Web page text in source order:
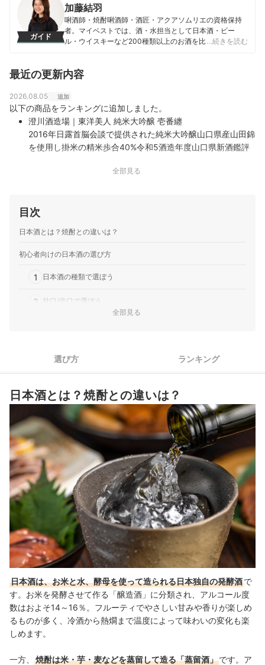
ガイド
加藤結羽
唎酒師・焼酎唎酒師・酒匠・アクアソムリエの資格保持
者。マイベストでは、酒・水担当として日本酒・ビー
ル・ウイスキーなど200種類以上のお酒を比較検証して
家。普段あまりお酒を飲まない初心者から、あらゆる品
価値あるコンテンツの提供を目指し、酒商材の魅力を最
大限に引き出すコンテンツ作り・情報発信に励んでい
る。
加藤結羽のプロフィール
…続きを読む
最近の更新内容
2026.08.05 追加
以下の商品をランキングに追加しました。
澄川酒造場｜東洋美人 純米大吟醸 壱番纏
2016年日露首脳会談で提供された純米大吟醸山口県産山田錦
を使用し掛米の精米歩合40%令和5酒造年度山口県新酒鑑評
油長酒造｜ 風の森｜秋津穂 657
ートルの金剛葛城山系の超硬水による仕込み
全部見る
目次
日本酒とは？焼酎との違いは？
初心者向けの日本酒の選び方
1 日本酒の種類で選ぼう
2 甘口/辛口で選ぼう
初心者向けの日本酒全9商品おすすめ人気ランキング
初心者向けの日本酒の売れ筋ランキングもチェック！
全部見る
選び方 ランキング
日本酒とは？焼酎との違いは？
日本酒は、お米と水、酵母を使って造られる日本独自の発酵酒で
す。お米を発酵させて作る「醸造酒」に分類され、アルコール度
数はおよそ14～16％。フルーティでやさしい甘みや香りが楽しめ
るものが多く、冷酒から熱燗まで温度によって味わいの変化も楽
しめます。
一方、 焼酎は米・芋・麦などを蒸留して造る「蒸留酒」です。ア